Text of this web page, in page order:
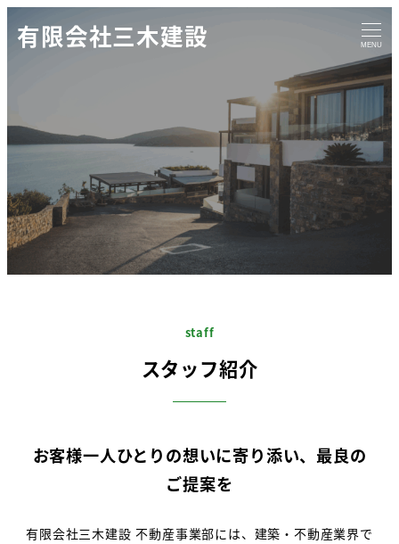
有限会社三木建設 MENU
staff
スタッフ紹介
お客様一人ひとりの想いに寄り添い、最良の
ご提案を
有限会社三木建設 不動産事業部には、建築・不動産業界で